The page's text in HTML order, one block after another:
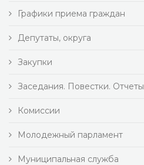
Графики приема граждан
Депутаты, округа
Закупки
Заседания. Повестки. Отчеты
Комиссии
Молодежный парламент
Муниципальная служба